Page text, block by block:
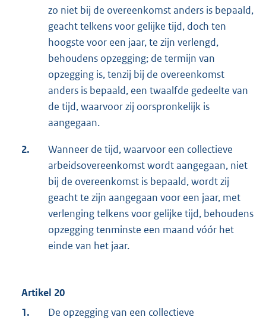
zo niet bij de overeenkomst anders is bepaald,
geacht telkens voor gelijke tijd, doch ten
hoogste voor een jaar, te zijn verlengd,
behoudens opzegging; de termijn van
opzegging is, tenzij bij de overeenkomst
anders is bepaald, een twaalfde gedeelte van
de tijd, waarvoor zij oorspronkelijk is
aangegaan.
2.
Wanneer de tijd, waarvoor een collectieve
arbeidsovereenkomst wordt aangegaan, niet
bij de overeenkomst is bepaald, wordt zij
geacht te zijn aangegaan voor een jaar, met
verlenging telkens voor gelijke tijd, behoudens
opzegging tenminste een maand vóór het
einde van het jaar.
Artikel 20
1.
De opzegging van een collectieve